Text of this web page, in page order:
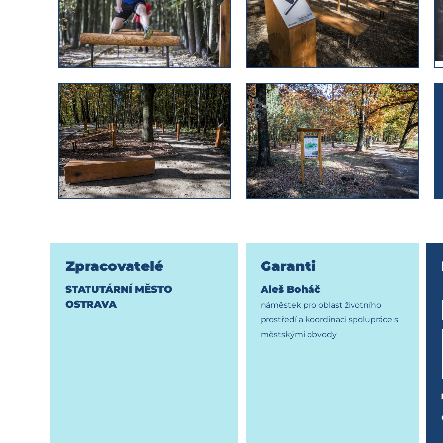
Zpracovatelé
STATUTÁRNÍ MĚSTO
OSTRAVA
Garanti
Aleš Boháč
náměstek pro oblast životního
prostředí a koordinaci spolupráce s
městskými obvody